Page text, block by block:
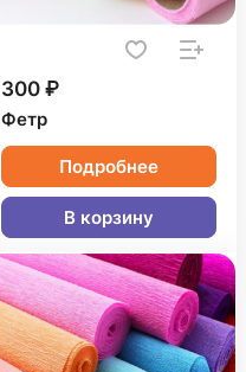
300 ₽
Фетр
Подробнее
В корзину